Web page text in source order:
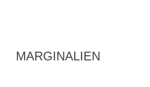
MARGINALIEN